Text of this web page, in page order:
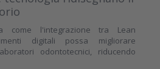
come l'integrazione tra Lean
digitali possa migliorare
odontotecnici, riducendo